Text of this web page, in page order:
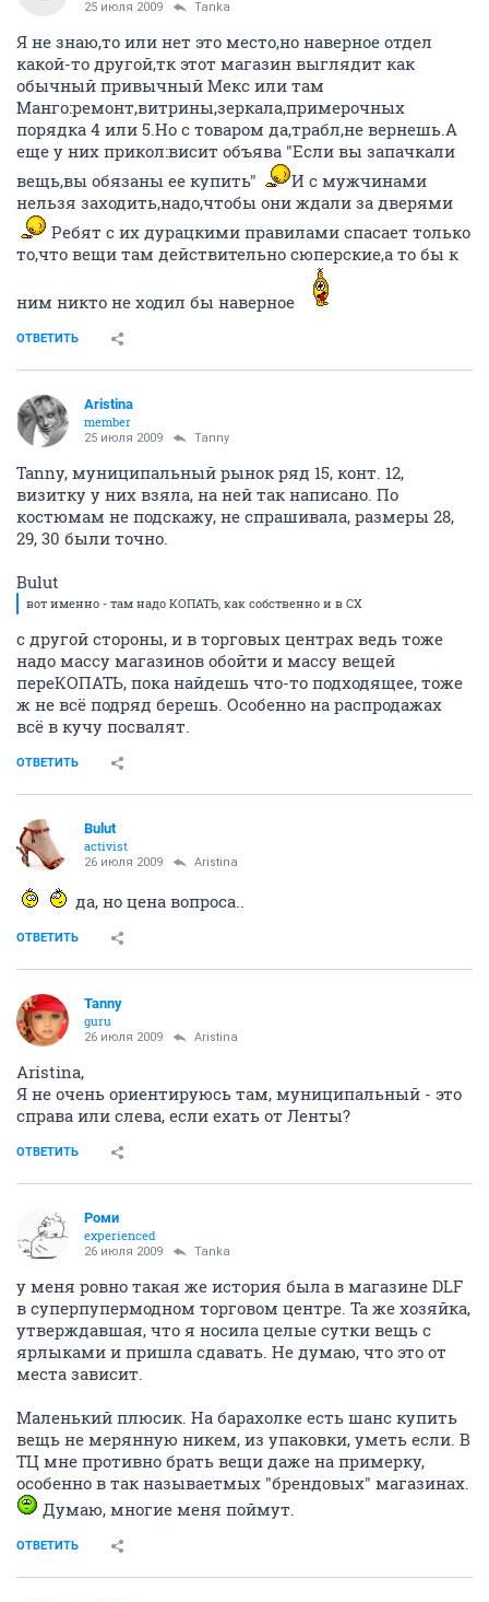
25 июля 2009 Tanka
Я не знаю,то или нет это место,но наверное отдел
какой-то другой,тк этот магазин выглядит как
обычный привычный Мекс или там
Манго:ремонт,витрины,зеркала,примерочных
порядка 4 или 5.Но с товаром да,трабл,не вернешь.А
еще у них прикол:висит объява "Если вы запачкали
вещь,вы обязаны ее купить"
И с мужчинами
нельзя заходить,надо,чтобы они ждали за дверями
Ребят с их дурацкими правилами спасает только
то,что вещи там действительно сюперские,а то бы к
ним никто не ходил бы наверное
ОТВЕТИТЬ
Aristina
member
25 июля 2009 Tanny
Tanny, муниципальный рынок ряд 15, конт. 12,
визитку у них взяла, на ней так написано. По
костюмам не подскажу, не спрашивала, размеры 28,
29, 30 были точно.
Bulut
вот именно - там надо КОПАТЬ, как собственно и в СХ
с другой стороны, и в торговых центрах ведь тоже
надо массу магазинов обойти и массу вещей
переКОПАТЬ, пока найдешь что-то подходящее, тоже
ж не всё подряд берешь. Особенно на распродажах
всё в кучу посвалят.
ОТВЕТИТЬ
Bulut
activist
26 июля 2009 Aristina
да, но цена вопроса..
ОТВЕТИТЬ
Tanny
guru
26 июля 2009 Aristina
Aristina,
Я не очень ориентируюсь там, муниципальный - это
справа или слева, если ехать от Ленты?
ОТВЕТИТЬ
Роми
experienced
26 июля 2009 Tanka
у меня ровно такая же история была в магазине DLF
в суперпупермодном торговом центре. Та же хозяйка,
утверждавшая, что я носила целые сутки вещь с
ярлыками и пришла сдавать. Не думаю, что это от
места зависит.
Маленький плюсик. На барахолке есть шанс купить
вещь не мерянную никем, из упаковки, уметь если. В
ТЦ мне противно брать вещи даже на примерку,
особенно в так называетмых "брендовых" магазинах.
Думаю, многие меня поймут.
ОТВЕТИТЬ